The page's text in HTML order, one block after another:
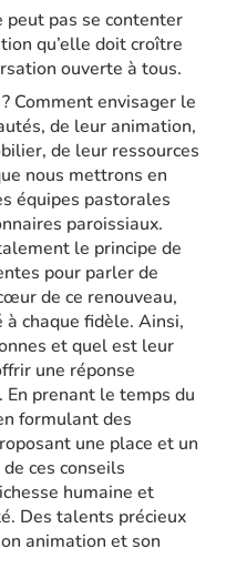
peut pas se contenter
qu’elle doit croître
ouverte à tous.
Comment envisager le
de leur animation,
de leur ressources
nous mettrons en
équipes pastorales
paroissiaux.
le principe de
pour parler de
de ce renouveau,
chaque fidèle. Ainsi,
et quel est leur
une réponse
prenant le temps du
formulant des
une place et un
ces conseils
humaine et
Des talents précieux
animation et son